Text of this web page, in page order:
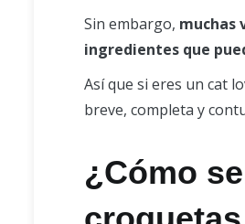
Sin embargo, muchas
ingredientes que
Así que si eres un cat
breve, completa y
¿Cómo